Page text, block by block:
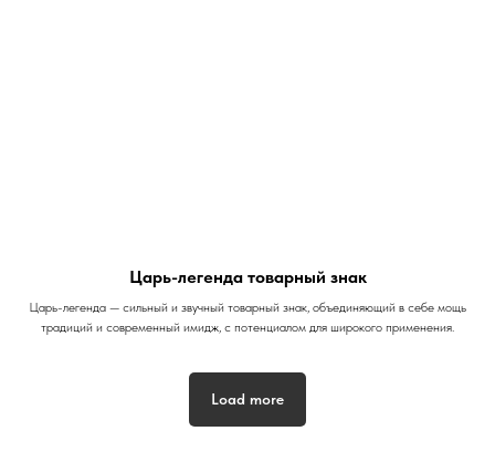
Царь-легенда товарный знак
Царь-легенда — сильный и звучный товарный знак, объединяющий в себе мощь
традиций и современный имидж, с потенциалом для широкого применения.
Load more